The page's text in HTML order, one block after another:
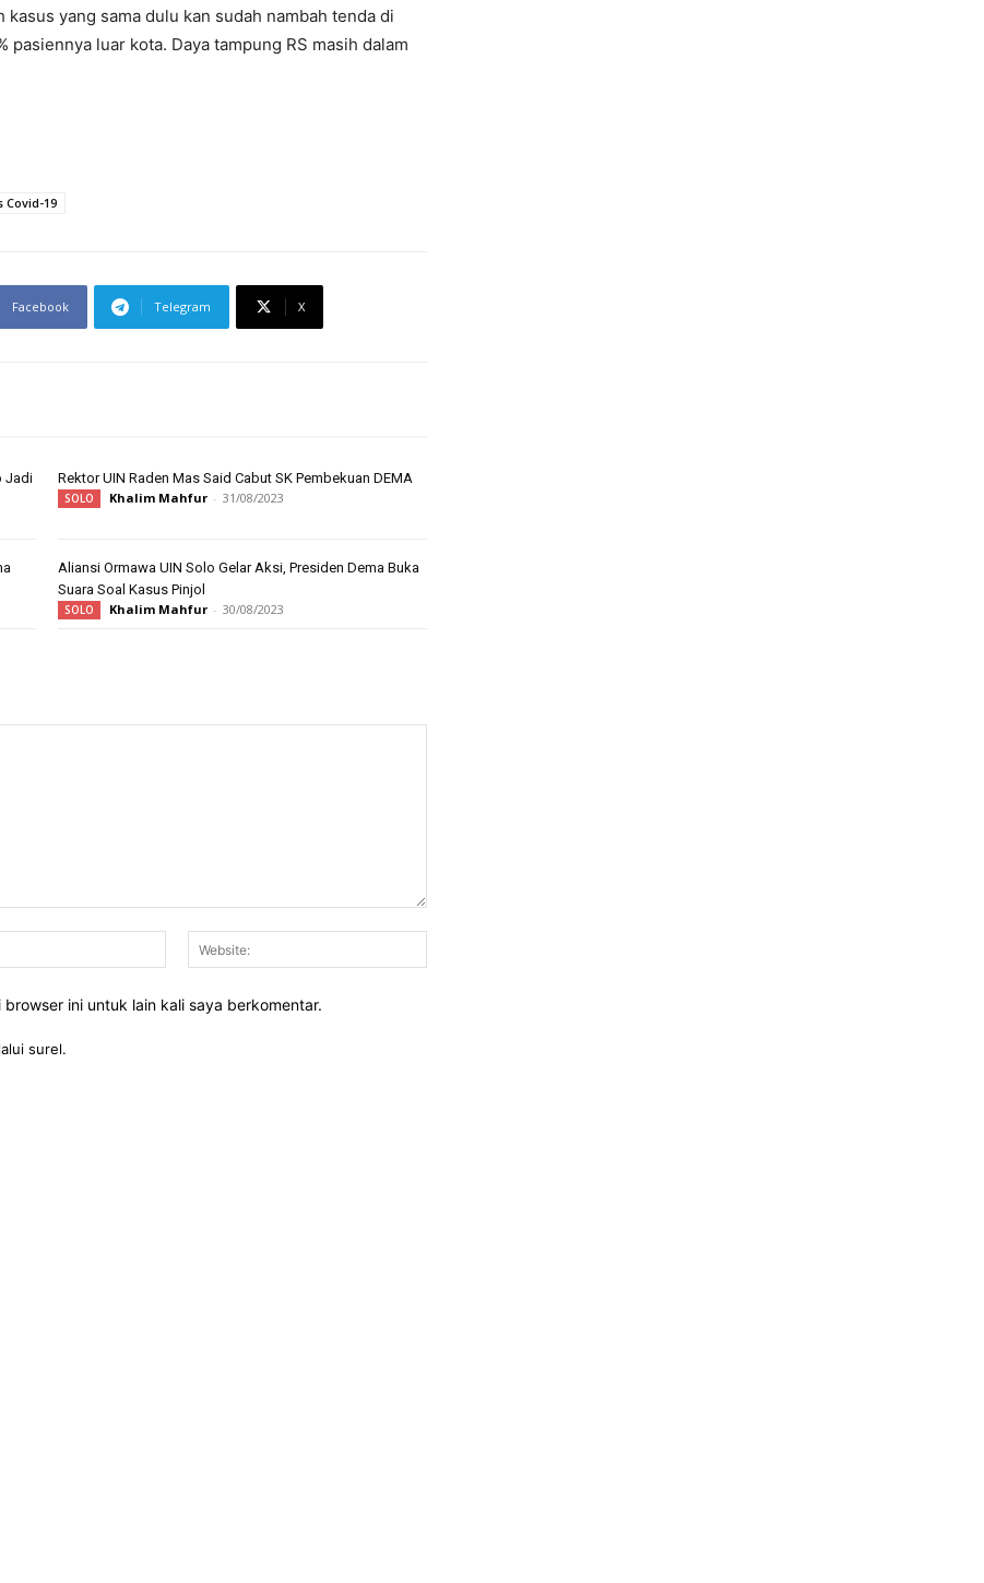
yang sama dulu kan sudah nambah tenda di
pasiennya luar kota. Daya tampung RS masih dalam
Covid-19
Facebook Telegram X
Jadi
Rektor UIN Raden Mas Said Cabut SK Pembekuan DEMA
SOLO Khalim Mahfur - 31/08/2023
Aliansi Ormawa UIN Solo Gelar Aksi, Presiden Dema Buka
Suara Soal Kasus Pinjol
SOLO Khalim Mahfur - 30/08/2023
Email:*
ini untuk lain kali saya berkomentar.
surel.